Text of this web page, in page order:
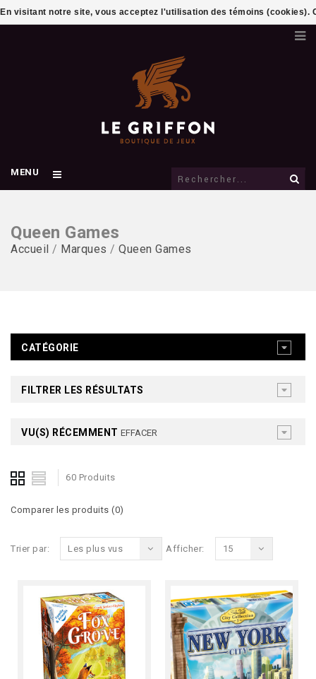
MENU
Queen Games
Accueil / Marques / Queen Games
CATÉGORIE
FILTRER LES RÉSULTATS
VU(S) RÉCEMMENT EFFACER
60 Produits
Comparer les produits (0)
Trier par: Les plus vus Afficher: 15
En visitant notre site, vous acceptez l'utilisation des témoins